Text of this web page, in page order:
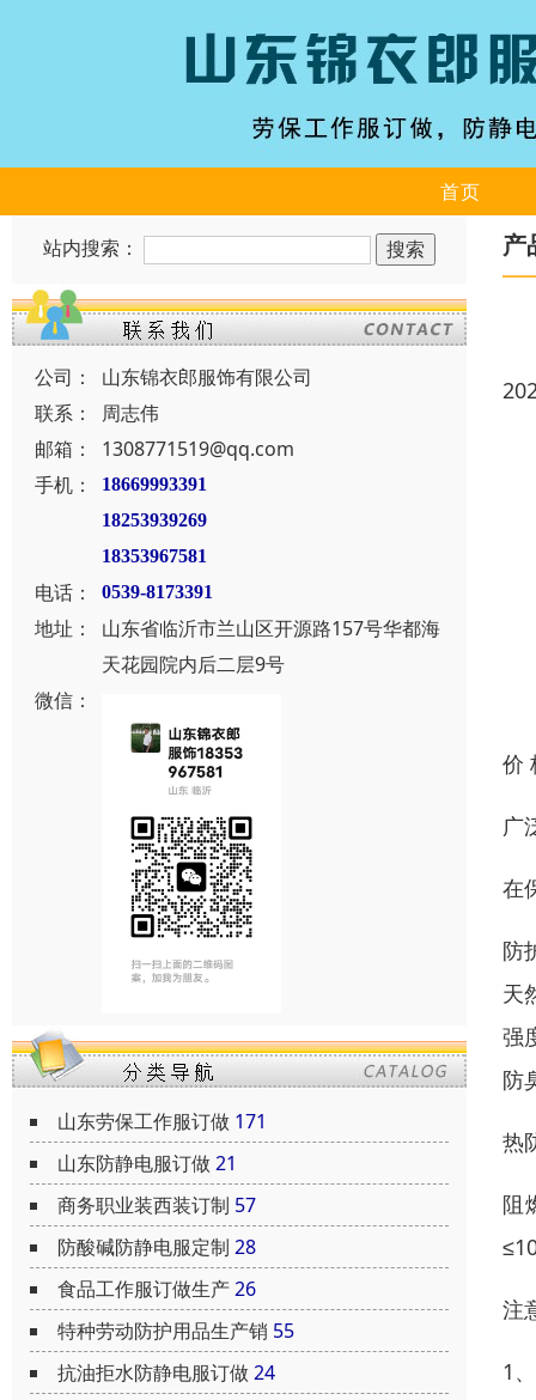
首页
站内搜索：
公司：
山东锦衣郎服饰有限公司
联系：
周志伟
邮箱：
1308771519@qq.com
手机：
18669993391
18253939269
18353967581
电话： 0539-8173391
地址：
山东省临沂市兰山区开源路157号华都海
天花园院内后二层9号
微信：
山东劳保工作服订做 171
山东防静电服订做21
商务职业装西装订制 57
防酸碱防静电服定制 28
食品工作服订做生产26
特种劳动防护用品生产销 55
抗油拒水防静电服订做24
产
价
广
在
防
天
强
防
热
阻
注
1